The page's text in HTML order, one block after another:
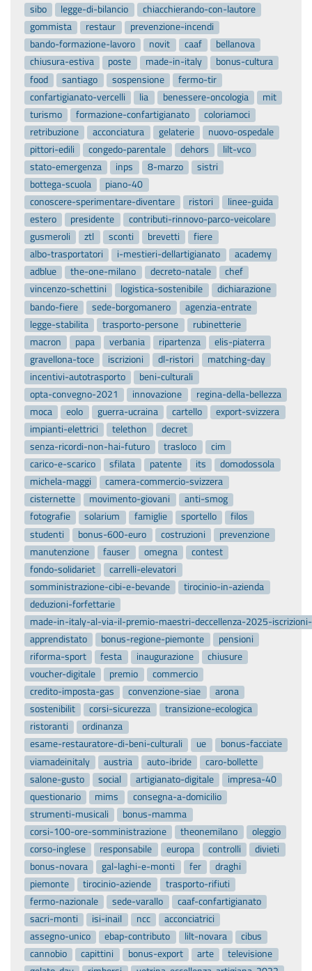
sibo
legge-di-bilancio
chiacchierando-con-lautore
gommista
restaur
prevenzione-incendi
bando-formazione-lavoro
novit caaf
bellanova
chiusura-estiva
poste made-in-italy
bonus-cultura
food
santiago sospensione
fermo-tir
confartigianato-vercelli
lia benessere-oncologia
mit
turismo
formazione-confartigianato
coloriamoci
retribuzione
acconciatura gelaterie
nuovo-ospedale
pittori-edili
congedo-parentale dehors
lilt-vco
stato-emergenza
inps 8-marzo
sistri
bottega-scuola
piano-40
conoscere-sperimentare-diventare
ristori
linee-guida
estero
presidente
contributi-rinnovo-parco-veicolare
gusmeroli
ztl sconti brevetti
fiere
albo-trasportatori
i-mestieri-dellartigianato
academy
adblue
the-one-milano decreto-natale
chef
vincenzo-schettini
logistica-sostenibile
dichiarazione
bando-fiere
sede-borgomanero
agenzia-entrate
legge-stabilita
trasporto-persone
rubinetterie
macron
papa verbania ripartenza
elis-piaterra
gravellona-toce
iscrizioni dl-ristori
matching-day
incentivi-autotrasporto
beni-culturali
opta-convegno-2021
innovazione
regina-della-bellezza
moca
eolo guerra-ucraina cartello
export-svizzera
impianti-elettrici
telethon
decret
senza-ricordi-non-hai-futuro
trasloco
cim
carico-e-scarico
sfilata patente its
domodossola
michela-maggi
camera-commercio-svizzera
cisternette
movimento-giovani
anti-smog
fotografie
solarium famiglie sportello
filos
studenti
bonus-600-euro costruzioni
prevenzione
manutenzione
fauser omegna
contest
fondo-solidariet
carrelli-elevatori
somministrazione-cibi-e-bevande
tirocinio-in-azienda
deduzioni-forfettarie
made-in-italy-al-via-il-premio-maestri-deccellenza-2025-
apprendistato
bonus-regione-piemonte
pensioni
riforma-sport
festa inaugurazione
chiusure
voucher-digitale
premio
commercio
credito-imposta-gas
convenzione-siae
arona
sostenibilit
corsi-sicurezza
transizione-ecologica
ristoranti
ordinanza
esame-restauratore-di-beni-culturali
ue
bonus-facciate
viamadeinitaly
austria auto-ibride
caro-bollette
salone-gusto
social artigianato-digitale
impresa-40
questionario
mims
consegna-a-domicilio
strumenti-musicali
bonus-mamma
corsi-100-ore-somministrazione
theonemilano
oleggio
corso-inglese
responsabile europa controlli
divieti
bonus-novara
gal-laghi-e-monti fer
draghi
piemonte
tirocinio-aziende
trasporto-rifiuti
fermo-nazionale
sede-varallo
caaf-confartigianato
sacri-monti
isi-inail ncc
acconciatrici
assegno-unico
ebap-contributo lilt-novara
cibus
cannobio
capittini bonus-export arte
televisione